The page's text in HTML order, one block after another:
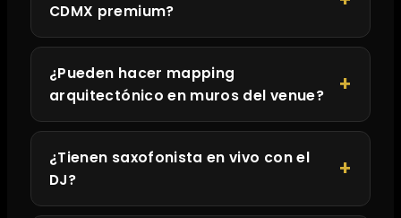
CDMX premium?
¿Pueden hacer mapping
arquitectónico en muros del venue?
¿Tienen saxofonista en vivo con el
DJ?